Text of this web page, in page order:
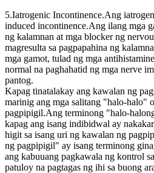
5.Iatrogenic Incontinence.Ang
induced incontinence.Ang ilang mga
ng kalamnan at mga blocker ng
magresulta sa pagpapahina ng
mga gamot, tulad ng mga
normal na paghahatid ng mga nerve
pantog.
Kapag tinatalakay ang kawalan ng
marinig ang mga salitang "halo-halo"
pagpipigil.Ang terminong "halo-
kapag ang isang indibidwal ay
higit sa isang uri ng kawalan ng
ng pagpipigil" ay isang terminong
ang kabuuang pagkawala ng kontrol
patuloy na pagtagas ng ihi sa buong